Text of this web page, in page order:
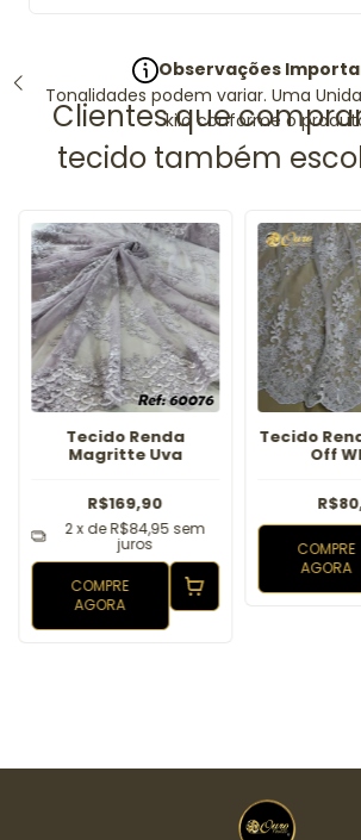
Observações
Tonalidades podem variar. Uma
kilo conforme o
Tecido Renda
Magritte Uva
R$169,90
2x deR$84,95 sem
juros
COMPRE
AGORA
Tecido
Off
COMPRE
AGORA